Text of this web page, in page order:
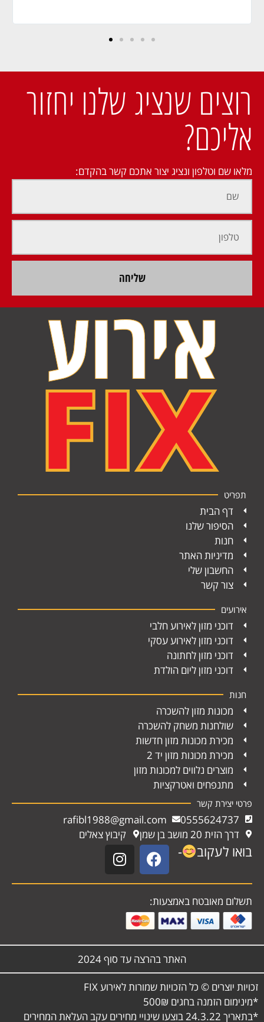
רוצים שנציג שלנו יחזור
אליכם?
מלאו שם וטלפון ונציג יצור אתכם קשר בהקדם:
שליחה
תפריט
דף הבית
הסיפור שלנו
חנות
מדיניות האתר
החשבון שלי
צור קשר
אירועים
דוכני מזון לאירוע חלבי
דוכני מזון לאירוע עסקי
דוכני מזון לחתונה
דוכני מזון ליום הולדת
חנות
מכונות מזון להשכרה
שולחנות משחק להשכרה
מכירת מכונות מזון חדשות
מכירת מכונות מזון יד 2
מוצרים נלווים למכונות מזון
מתנפחים ואטרקציות
פרטי יצירת קשר
0555624737
rafibl1988@gmail.com
דרך הזית 20 מושב בן שמן
קיבוץ צאלים
בואו לעקוב -
תשלום מאובטח באמצעות:
האתר בהרצה עד סוף 2024
זכויות יוצרים © כל הזכויות שמורות לאירוע FIX
*מינימום הזמנה בחגים 500₪
*בתאריך 24.3.22 בוצעו שינויי מחירים עקב העלאת המחירים